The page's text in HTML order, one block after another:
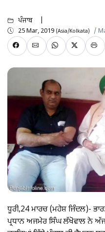
ਪੰਜਾਬ
25 Mar, 2019 (Asia/Kolkata) /
ਧੂਰੀ,24 ਮਾਰਚ (ਮਹੇਸ਼ ਜਿੰਦਲ)-
ਪ੍ਰਧਾਨ ਅਜਮੇਰ ਸਿੰਘ ਲੱਖੋਵਾਲ ਨੇ